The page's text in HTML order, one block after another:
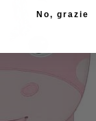
No, grazie